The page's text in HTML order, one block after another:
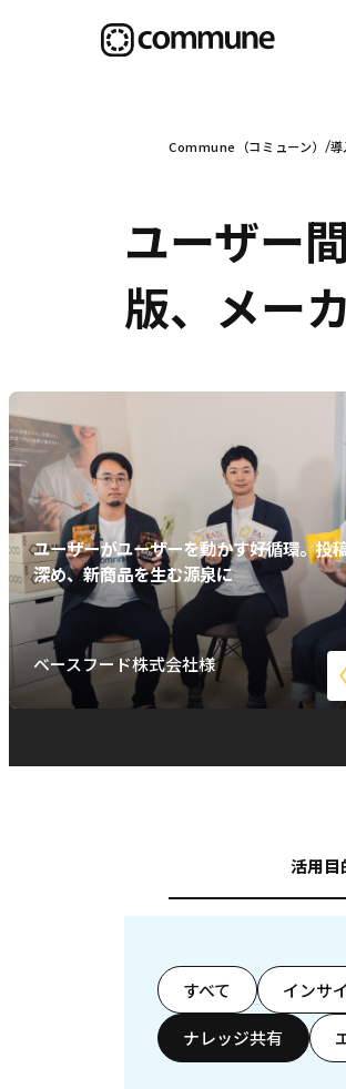
Commune（コミューン） 導
ユーザー
版、メー
ユーザーがユーザーを動かす好循環。投
深め、新商品を生む源泉に
ベースフード株式会社様
活用目
すべて インサ
ナレッジ共有